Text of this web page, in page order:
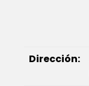
Dirección: